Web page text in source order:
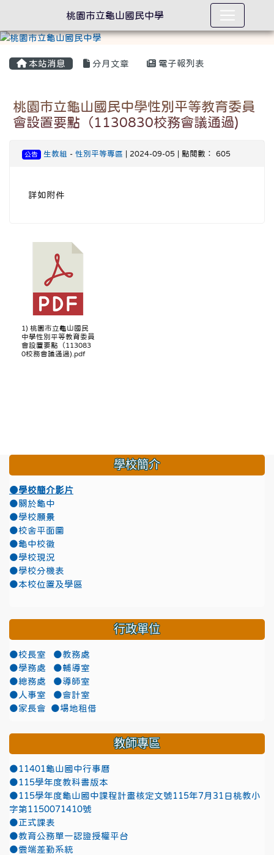
本站消息 分月文章 電子報列表
桃園市立龜山國民中學性別平等教育委員
會設置要點（1130830校務會議通過)
公告 生教組 - 性別平等專區 | 2024-09-05 | 點閱數： 605
詳如附件
1) 桃園市立龜山國民
中學性別平等教育委員
會設置要點（113083
0校務會議通過).pdf
學校簡介
●學校簡介影片
●關於龜中
●學校願景
●校舍平面圖
●龜中校徽
●學校現況
●學校分機表
●本校位置及學區
行政單位
●校長室
●教務處
●學務處
●輔導室
●總務處
●導師室
●人事室
●會計室
●家長會
●場地租借
教師專區
●11401龜山國中行事曆
●115學年度教科書版本
●115學年度龜山國中課程計畫核定文號115年7月31日桃教小
字第1150071410號
●正式課表
●教育公務單一認證授權平台
●雲端差勤系統
桃園市立龜山國民中學